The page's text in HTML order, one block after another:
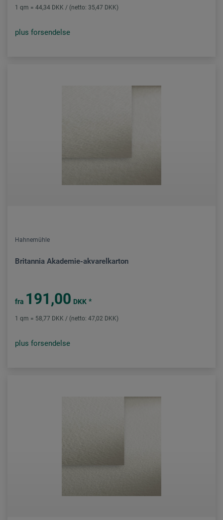
1 qm = 44,34 DKK / (netto: 35,47 DKK)
plus forsendelse
Hahnemühle
Britannia Akademie-akvarelkarton
fra 191,00 DKK *
1 qm = 58,77 DKK / (netto: 47,02 DKK)
plus forsendelse